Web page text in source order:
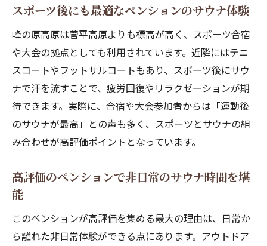
スポーツ後にも最適なペンションのサウナ体験
峰の原高原は菅平高原よりも標高が高く、スポーツ合宿
や大会の拠点としても利用されています。近隣にはテニ
スコートやフットサルコートもあり、スポーツ後にサウ
ナで汗を流すことで、疲労回復やリラクゼーションが期
待できます。実際に、合宿や大会参加者からは「運動後
のサウナが最高」との声も多く、スポーツとサウナの組
み合わせが高評価ポイントとなっています。
高評価のペンションで非日常のサウナ時間を堪
能
このペンションが高評価を集める最大の理由は、日常か
ら離れた非日常体験ができる点にあります。アウトドア